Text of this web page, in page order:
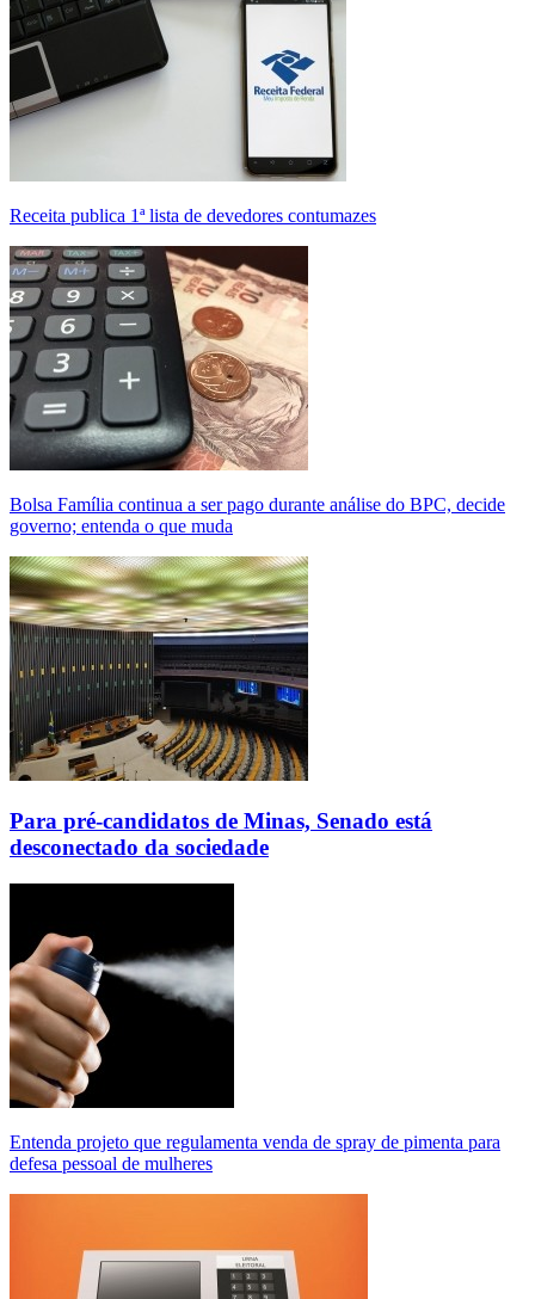
Receita publica 1ª lista de devedores contumazes
Bolsa Família continua a ser pago durante análise do BPC, decide
governo; entenda o que muda
Para pré-candidatos de Minas, Senado está
desconectado da sociedade
Entenda projeto que regulamenta venda de spray de pimenta para
defesa pessoal de mulheres